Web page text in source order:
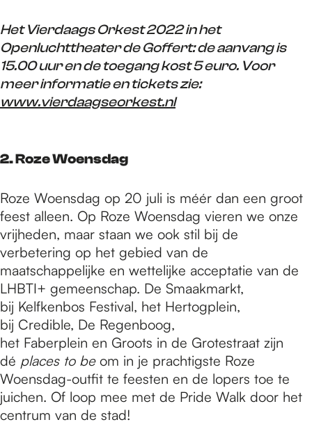
Het Vierdaags Orkest 2022 in het
Openluchttheater de Goffert: de aanvang is
15.00 uur en de toegang kost 5 euro. Voor
meer informatie en tickets zie:
www.vierdaagseorkest.nl
2. Roze Woensdag
Roze Woensdag op 20 juli is méér dan een groot
feest alleen. Op Roze Woensdag vieren we onze
vrijheden, maar staan we ook stil bij de
verbetering op het gebied van de
maatschappelijke en wettelijke acceptatie van de
LHBTI+ gemeenschap. De Smaakmarkt,
bij Kelfkenbos Festival, het Hertogplein,
bij Credible, De Regenboog,
het Faberplein en Groots in de Grotestraat zijn
dé places to beom in je prachtigste Roze
Woensdag-outfit te feesten en de lopers toe te
juichen. Of loop mee met de Pride Walk door het
centrum van de stad!